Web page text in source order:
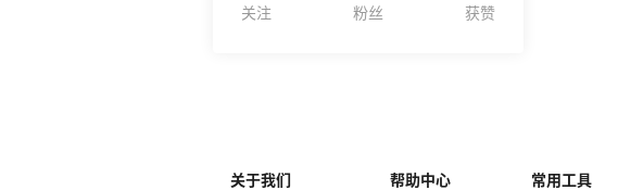
关于我们
帮助中心
常用工具